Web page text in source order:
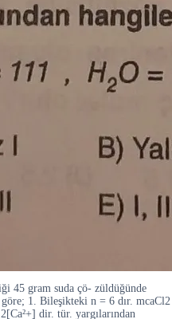
45 gram suda çö- züldüğünde
1. Bileşikteki n = 6 dır. mcaCl2
dir. tür. yargılarından